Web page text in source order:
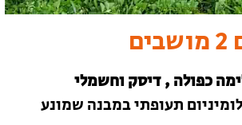
כפולה , דיסק וחשמלי
תעופתי במבנה שמונע